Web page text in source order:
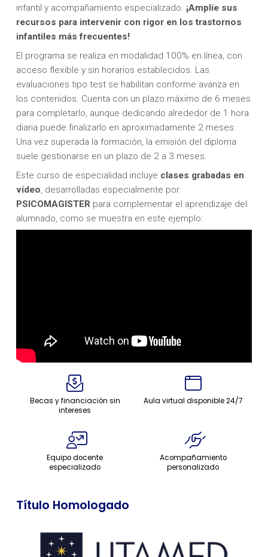
infantil y acompañamiento especializado. ¡Amplíe sus
recursos para intervenir con rigor en los trastornos
infantiles más frecuentes!
El programa se realiza en modalidad 100% en línea, con
acceso flexible y sin horarios establecidos. Las
evaluaciones tipo test se habilitan conforme avanza en
los contenidos. Cuenta con un plazo máximo de 6 meses
para completarlo, aunque dedicando alrededor de 1 hora
diaria puede finalizarlo en aproximadamente 2 meses.
Una vez superada la formación, la emisión del diploma
suele gestionarse en un plazo de 2 a 3 meses.
Este curso de especialidad incluye clases grabadas en
vídeo , desarrolladas especialmente por
PSICOMAGISTER para complementar el aprendizaje del
alumnado, como se muestra en este ejemplo:
Becas y financiación sin
intereses
Aula virtual disponible 24/7
Equipo docente
especializado
Acompañamiento
personalizado
Título Homologado